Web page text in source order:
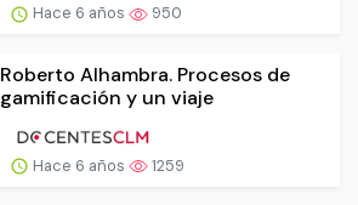
Hace 6 años 950
Roberto Alhambra. Procesos de
gamificación y un viaje
Hace 6 años 1259